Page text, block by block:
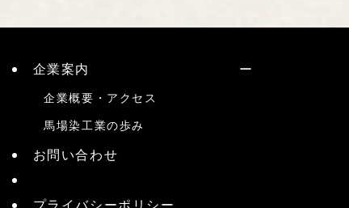
企業案内
企業概要・アクセス
馬場染工業の歩み
お問い合わせ